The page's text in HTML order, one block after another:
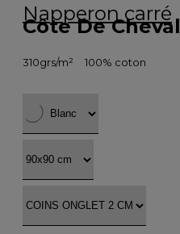
Napperon carré
Côte De Cheval
310grs/m² 100% coton